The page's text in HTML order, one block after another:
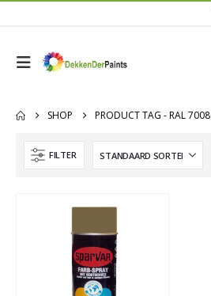
SHOP PRODUCT TAG -RAL 7008
FILTER